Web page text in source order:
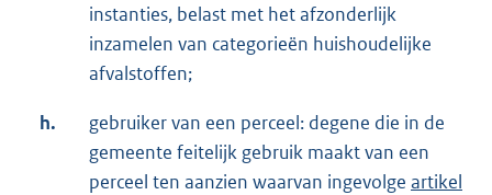
instanties, belast met het afzonderlijk
inzamelen van categorieën huishoudelijke
afvalstoffen;
h.
gebruiker van een perceel: degene die in de
gemeente feitelijk gebruik maakt van een
perceel ten aanzien waarvan ingevolge artikel